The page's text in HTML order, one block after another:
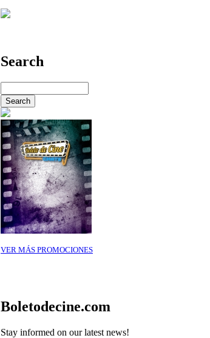
Search
VER MÁS PROMOCIONES
Boletodecine.com
Stay informed on our latest news!